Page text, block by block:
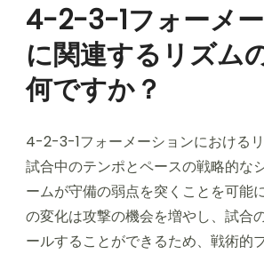
4-2-3-1フォーメ
に関連するリズム
何ですか？
4-2-3-1フォーメーションにおけるリ
試合中のテンポとペースの戦略的な
ームが守備の弱点を突くことを可能
の変化は攻撃の機会を増やし、試合
ールすることができるため、戦術的